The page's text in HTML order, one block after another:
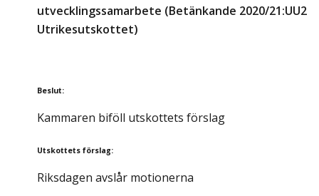
utvecklingssamarbete (Betänkande 2020/21:UU2
Utrikesutskottet)
Beslut:
Kammaren biföll utskottets förslag
Utskottets förslag:
Riksdagen avslår motionerna